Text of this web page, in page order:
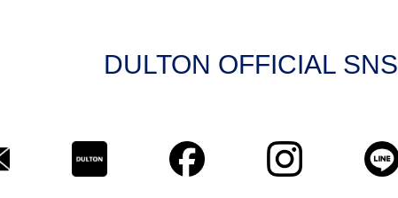
DULTON OFFICIAL SNS